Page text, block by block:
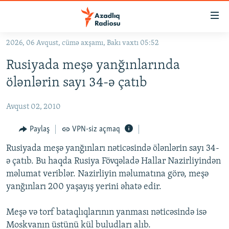
Əsas
qayıt
Əsas
qayıt
#İZAHLA
KORRUPSIOMETR
#ƏSLINDƏ
FƏRQƏ BAX
QANUNI DOĞRU
ARAŞDIRMA
MULTIMEDIA
FOTOQALEREYA
OXU ZALI
HAQQIMIZDA
2026, 06 Avqust, cümə axşamı, Bakı vaxtı 05:52
Rusiyada meşə yanğınlarında
ölənlərin sayı 34-ə çatıb
Avqust 02, 2010
Paylaş VPN-siz açmaq
Rusiyada meşə yanğınları nəticəsində ölənlərin sayı 34-
ə çatıb. Bu haqda Rusiya Fövqəladə Hallar Nazirliyindən
məlumat veriblər. Nazirliyin məlumatına görə, meşə
yanğınları 200 yaşayış yerini əhatə edir.
Meşə və torf bataqlıqlarının yanması nəticəsində isə
Moskvanın üstünü kül buludları alıb.